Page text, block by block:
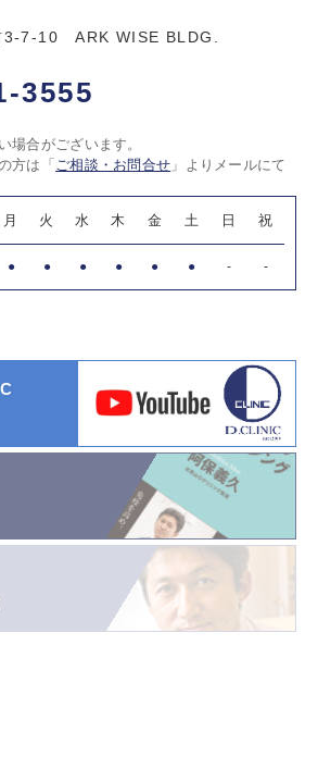
3-7-10 ARK WISE BLDG.
3555
場合がございます。
方は「 ご相談・お問合せ 」よりメールにて
月 火 水 木 金 土 日 祝
● ● ● ● ● ● - -